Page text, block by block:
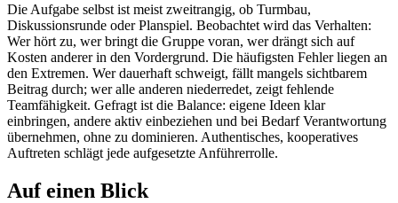
Die Aufgabe selbst ist meist zweitrangig, ob Turmbau,
Diskussionsrunde oder Planspiel. Beobachtet wird das Verhalten:
Wer hört zu, wer bringt die Gruppe voran, wer drängt sich auf
Kosten anderer in den Vordergrund. Die häufigsten Fehler liegen an
den Extremen. Wer dauerhaft schweigt, fällt mangels sichtbarem
Beitrag durch; wer alle anderen niederredet, zeigt fehlende
Teamfähigkeit. Gefragt ist die Balance: eigene Ideen klar
einbringen, andere aktiv einbeziehen und bei Bedarf Verantwortung
übernehmen, ohne zu dominieren. Authentisches, kooperatives
Auftreten schlägt jede aufgesetzte Anführerrolle.
Auf einen Blick